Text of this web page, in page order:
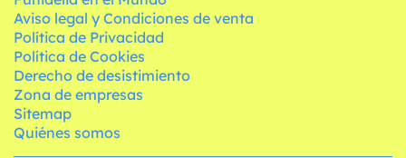
Aviso legal y Condiciones de venta
Política de Privacidad
Política de Cookies
Derecho de desistimiento
Zona de empresas
Sitemap
Quiénes somos